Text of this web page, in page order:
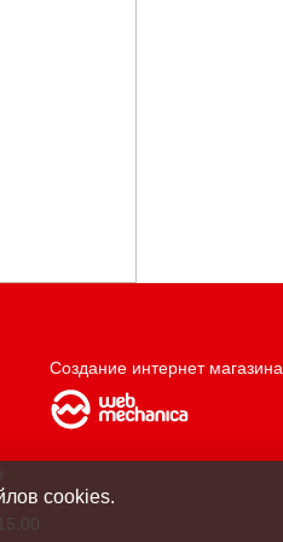
Создание интернет магазина
cookies.